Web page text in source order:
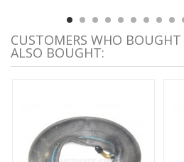
CUSTOMERS WHO
ALSO BOUGHT: